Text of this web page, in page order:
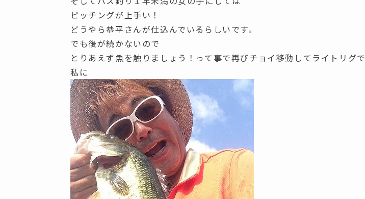
ピッチングが上手い！
どうやら恭平さんが仕込んでいるらしいです。
でも後が続かないので
とりあえず魚を触りましょう！って事で再びチョイ移動してライトリグで
私に